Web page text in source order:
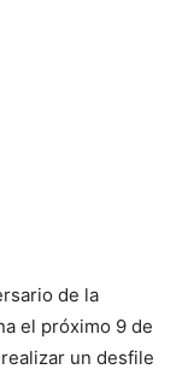
de la
el próximo 9 de
un desfile